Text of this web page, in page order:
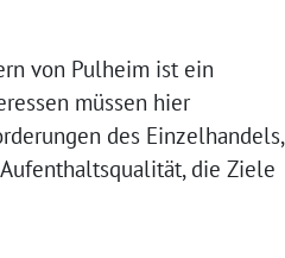
von Pulheim ist ein
müssen hier
des Einzelhandels,
die Ziele